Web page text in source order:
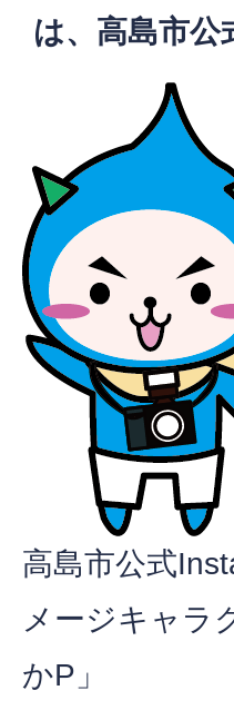
は、高島市
高島市公式
メージキャラ
かP」